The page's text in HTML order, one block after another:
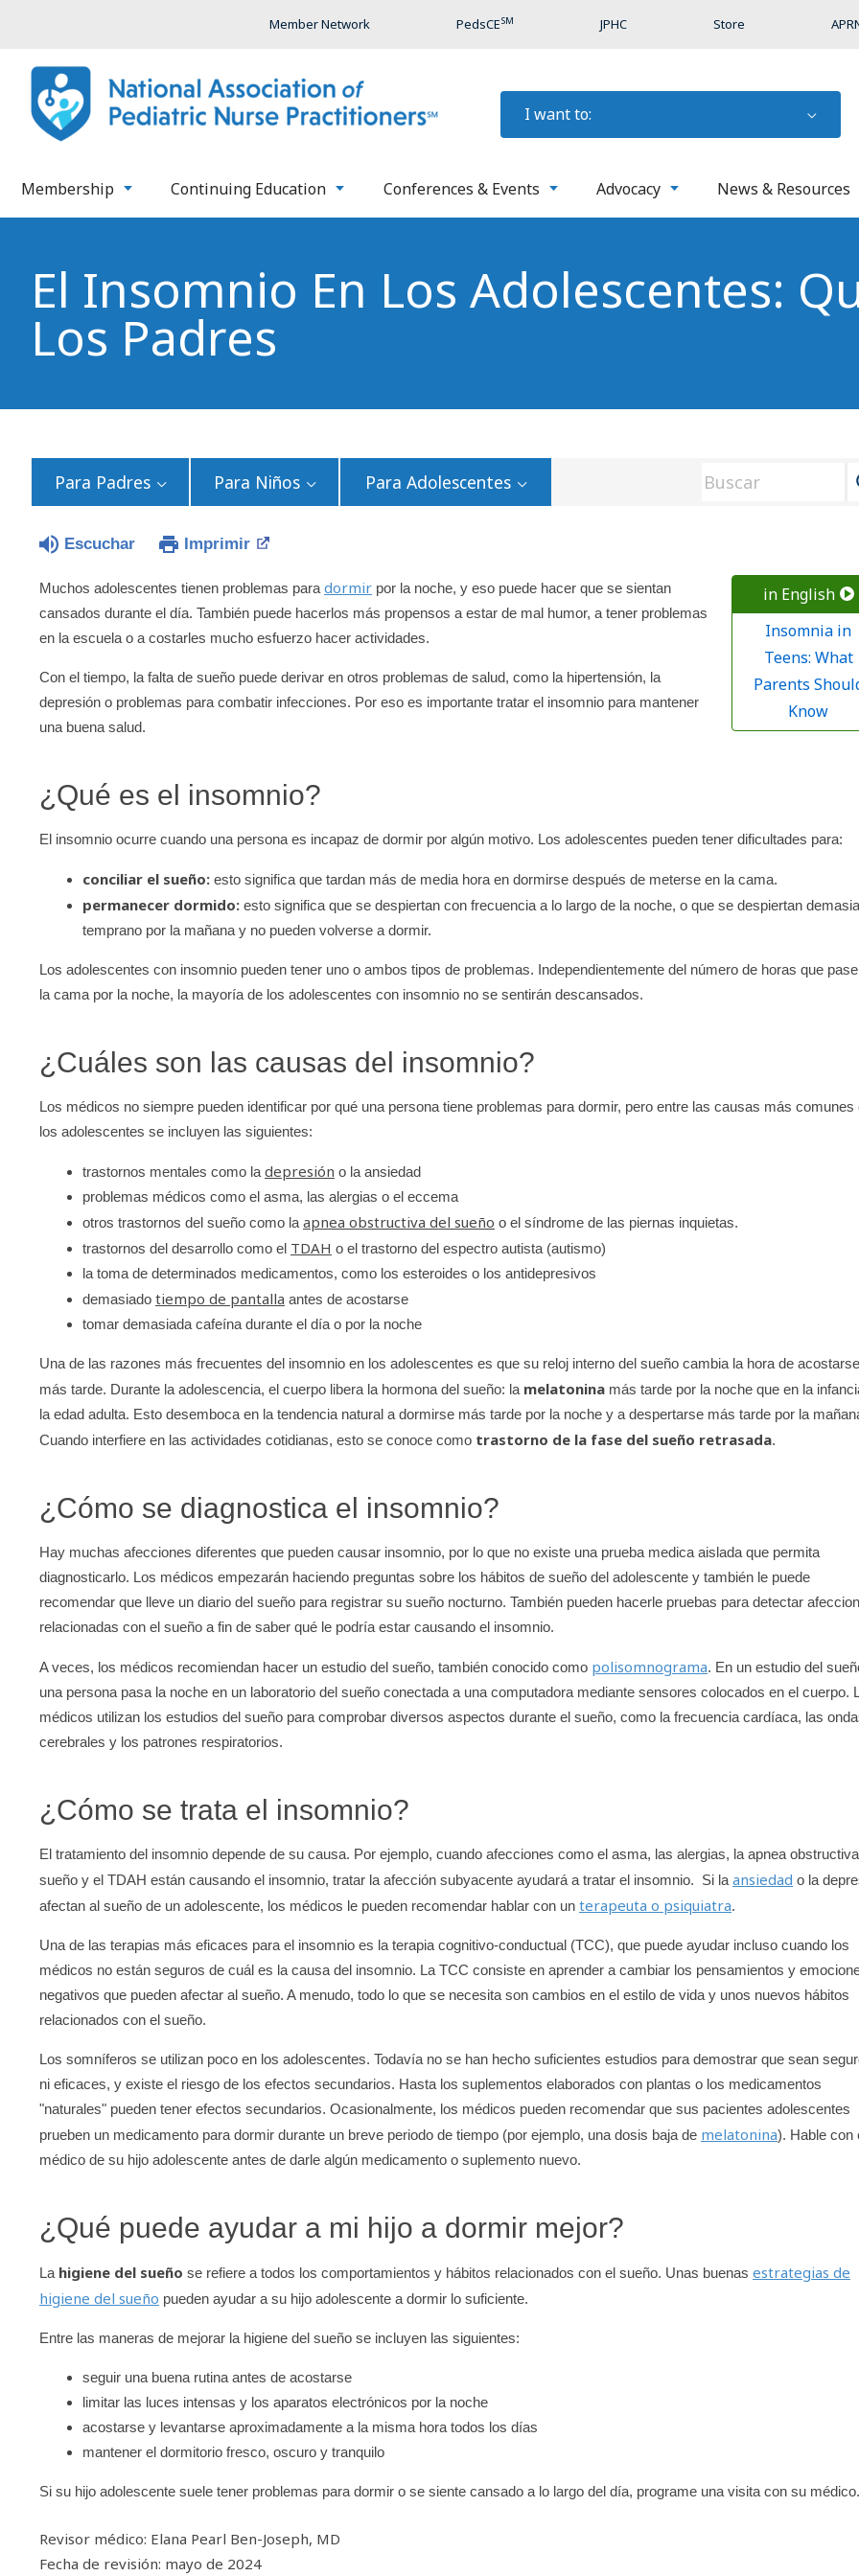
Member Network PedsCESM JPHC Store
I want to:
Membership Continuing Education Conferences & Events Advocacy News & Resources
El Insomnio En Los Adolescentes:
Los Padres
Para Padres Para Niños Para Adolescentes
Escuchar Imprimir
in English
Insomnia in
Teens: What
Parents
Know
Muchos adolescentes tienen problemas para dormir por la noche, y eso puede hacer que se sientan
cansados durante el día. También puede hacerlos más propensos a estar de mal humor, a tener problemas
en la escuela o a costarles mucho esfuerzo hacer actividades.
Con el tiempo, la falta de sueño puede derivar en otros problemas de salud, como la hipertensión, la
depresión o problemas para combatir infecciones. Por eso es importante tratar el insomnio para mantener
una buena salud.
¿Qué es el insomnio?
El insomnio ocurre cuando una persona es incapaz de dormir por algún motivo. Los adolescentes pueden tener dificultades para:
conciliar el sueño: esto significa que tardan más de media hora en dormirse después de meterse en la cama.
permanecer dormido: esto significa que se despiertan con frecuencia a lo largo de la noche, o que se despiertan
temprano por la mañana y no pueden volverse a dormir.
Los adolescentes con insomnio pueden tener uno o ambos tipos de problemas. Independientemente del número de horas que
la cama por la noche, la mayoría de los adolescentes con insomnio no se sentirán descansados.
¿Cuáles son las causas del insomnio?
Los médicos no siempre pueden identificar por qué una persona tiene problemas para dormir, pero entre las causas más comunes
los adolescentes se incluyen las siguientes:
trastornos mentales como la depresión o la ansiedad
problemas médicos como el asma, las alergias o el eccema
otros trastornos del sueño como la apnea obstructiva del sueño o el síndrome de las piernas inquietas.
trastornos del desarrollo como el TDAH o el trastorno del espectro autista (autismo)
la toma de determinados medicamentos, como los esteroides o los antidepresivos
demasiado tiempo de pantalla antes de acostarse
tomar demasiada cafeína durante el día o por la noche
Una de las razones más frecuentes del insomnio en los adolescentes es que su reloj interno del sueño cambia la hora de
más tarde. Durante la adolescencia, el cuerpo libera la hormona del sueño: la melatonina más tarde por la noche que en la
la edad adulta. Esto desemboca en la tendencia natural a dormirse más tarde por la noche y a despertarse más tarde por la
Cuando interfiere en las actividades cotidianas, esto se conoce como trastorno de la fase del sueño retrasada.
¿Cómo se diagnostica el insomnio?
Hay muchas afecciones diferentes que pueden causar insomnio, por lo que no existe una prueba medica aislada que permita
diagnosticarlo. Los médicos empezarán haciendo preguntas sobre los hábitos de sueño del adolescente y también le puede
recomendar que lleve un diario del sueño para registrar su sueño nocturno. También pueden hacerle pruebas para detectar
relacionadas con el sueño a fin de saber qué le podría estar causando el insomnio.
A veces, los médicos recomiendan hacer un estudio del sueño, también conocido como polisomnograma. En un estudio del
una persona pasa la noche en un laboratorio del sueño conectada a una computadora mediante sensores colocados en el cuerpo.
médicos utilizan los estudios del sueño para comprobar diversos aspectos durante el sueño, como la frecuencia cardíaca, las
cerebrales y los patrones respiratorios.
¿Cómo se trata el insomnio?
El tratamiento del insomnio depende de su causa. Por ejemplo, cuando afecciones como el asma, las alergias, la apnea
sueño y el TDAH están causando el insomnio, tratar la afección subyacente ayudará a tratar el insomnio. Si la ansiedad o la
afectan al sueño de un adolescente, los médicos le pueden recomendar hablar con un terapeuta o psiquiatra.
Una de las terapias más eficaces para el insomnio es la terapia cognitivo-conductual (TCC), que puede ayudar incluso cuando los
médicos no están seguros de cuál es la causa del insomnio. La TCC consiste en aprender a cambiar los pensamientos y
negativos que pueden afectar al sueño. A menudo, todo lo que se necesita son cambios en el estilo de vida y unos nuevos hábitos
relacionados con el sueño.
Los somníferos se utilizan poco en los adolescentes. Todavía no se han hecho suficientes estudios para demostrar que sean
ni eficaces, y existe el riesgo de los efectos secundarios. Hasta los suplementos elaborados con plantas o los medicamentos
"naturales" pueden tener efectos secundarios. Ocasionalmente, los médicos pueden recomendar que sus pacientes adolescentes
prueben un medicamento para dormir durante un breve periodo de tiempo (por ejemplo, una dosis baja de melatonina). Hable con
médico de su hijo adolescente antes de darle algún medicamento o suplemento nuevo.
¿Qué puede ayudar a mi hijo a dormir mejor?
La higiene del sueño se refiere a todos los comportamientos y hábitos relacionados con el sueño. Unas buenas estrategias de
higiene del sueño pueden ayudar a su hijo adolescente a dormir lo suficiente.
Entre las maneras de mejorar la higiene del sueño se incluyen las siguientes:
seguir una buena rutina antes de acostarse
limitar las luces intensas y los aparatos electrónicos por la noche
acostarse y levantarse aproximadamente a la misma hora todos los días
mantener el dormitorio fresco, oscuro y tranquilo
Si su hijo adolescente suele tener problemas para dormir o se siente cansado a lo largo del día, programe una visita con su médico.
Revisor médico: Elana Pearl Ben-Joseph, MD
Fecha de revisión: mayo de 2024